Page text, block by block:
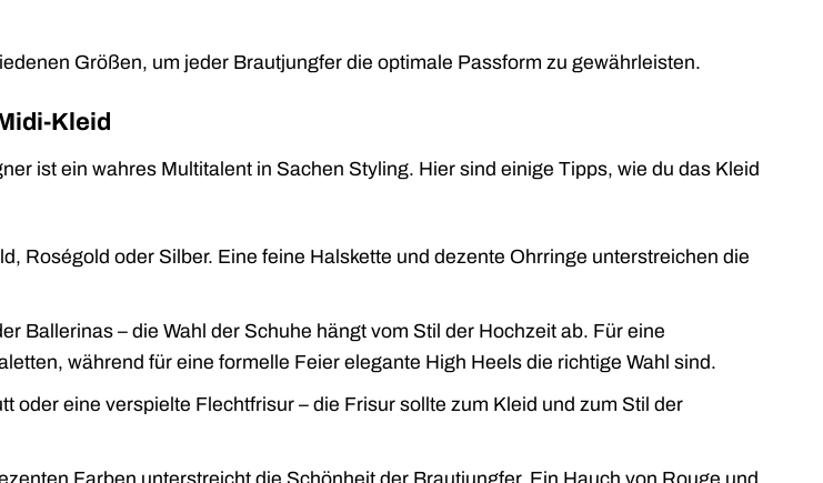
Größen, um jeder Brautjungfer die optimale Passform zu gewährleisten.
Kleid
ist ein wahres Multitalent in Sachen Styling. Hier sind einige Tipps, wie du das Kleid
Roségold oder Silber. Eine feine Halskette und dezente Ohrringe unterstreichen die
Ballerinas – die Wahl der Schuhe hängt vom Stil der Hochzeit ab. Für eine
während für eine formelle Feier elegante High Heels die richtige Wahl sind.
oder eine verspielte Flechtfrisur – die Frisur sollte zum Kleid und zum Stil der